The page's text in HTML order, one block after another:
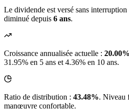
Le dividende est versé sans interruption
diminué depuis 6 ans.
Croissance annualisée actuelle : 20.00%
31.95% en 5 ans et 4.36% en 10 ans.
Ratio de distribution : 43.48%. Niveau
manœuvre confortable.